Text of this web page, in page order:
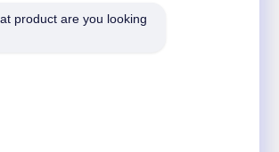
product are you looking